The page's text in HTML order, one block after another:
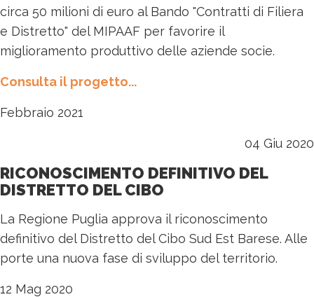
circa 50 milioni di euro al Bando "Contratti di Filiera
e Distretto" del MIPAAF per favorire il
miglioramento produttivo delle aziende socie.
Consulta il progetto...
Febbraio 2021
04 Giu 2020
RICONOSCIMENTO DEFINITIVO DEL
DISTRETTO DEL CIBO
La Regione Puglia approva il riconoscimento
definitivo del Distretto del Cibo Sud Est Barese. Alle
porte una nuova fase di sviluppo del territorio.
12 Mag 2020